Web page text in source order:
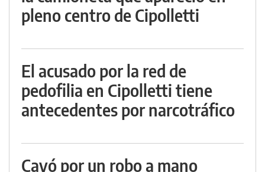
pleno centro de Cipolletti
El acusado por la red de
pedofilia en Cipolletti tiene
antecedentes por narcotráfico
Cayó por un robo a mano